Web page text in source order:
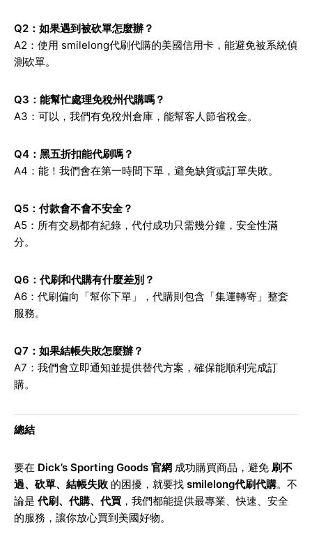
Q2 ：如果遇到被砍單怎麼辦？
A2：使用 smilelong代刷代購的美國信用卡，能避免被系統偵
測砍單。
Q3 ：能幫忙處理免稅州代購嗎？
A3：可以，我們有免稅州倉庫，能幫客人節省稅金。
Q4 ：黑五折扣能代刷嗎？
A4：能！我們會在第一時間下單，避免缺貨或訂單失敗。
Q5 ：付款會不會不安全？
A5：所有交易都有紀錄，代付成功只需幾分鐘，安全性滿
分。
Q6 ：代刷和代購有什麼差別？
A6：代刷偏向「幫你下單」，代購則包含「集運轉寄」整套
服務。
Q7 ：如果結帳失敗怎麼辦？
A7：我們會立即通知並提供替代方案，確保能順利完成訂
購。
總結
要在 Dick’s Sporting Goods 官網 成功購買商品，避免 刷不
過、砍單、結帳失敗 的困擾，就要找 smilelong代刷代購。不
論是 代刷、代購、代買 ，我們都能提供最專業、快速、安全
的服務，讓你放心買到美國好物。